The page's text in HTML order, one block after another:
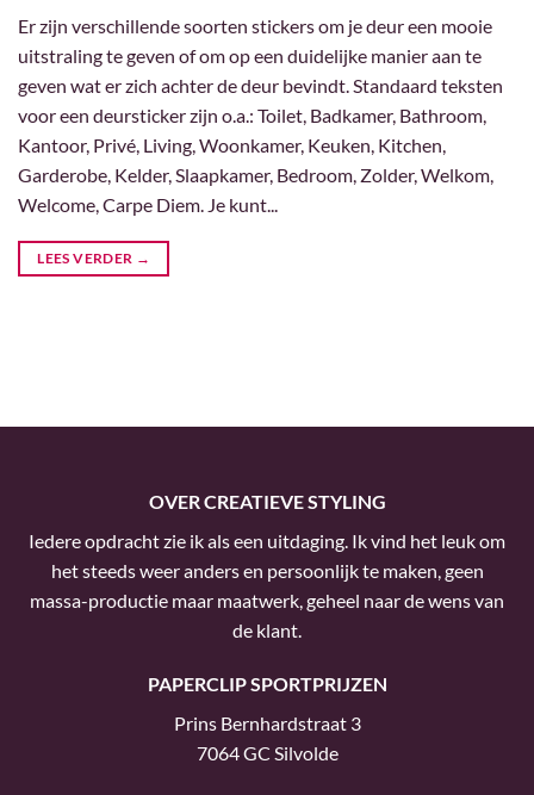
Er zijn verschillende soorten stickers om je deur een mooie
uitstraling te geven of om op een duidelijke manier aan te
geven wat er zich achter de deur bevindt. Standaard teksten
voor een deursticker zijn o.a.: Toilet, Badkamer, Bathroom,
Kantoor, Privé, Living, Woonkamer, Keuken, Kitchen,
Garderobe, Kelder, Slaapkamer, Bedroom, Zolder, Welkom,
Welcome, Carpe Diem. Je kunt...
LEES VERDER →
OVER CREATIEVE STYLING
Iedere opdracht zie ik als een uitdaging. Ik vind het leuk om
het steeds weer anders en persoonlijk te maken, geen
massa-productie maar maatwerk, geheel naar de wens van
de klant.
PAPERCLIP SPORTPRIJZEN
Prins Bernhardstraat 3
7064 GC Silvolde